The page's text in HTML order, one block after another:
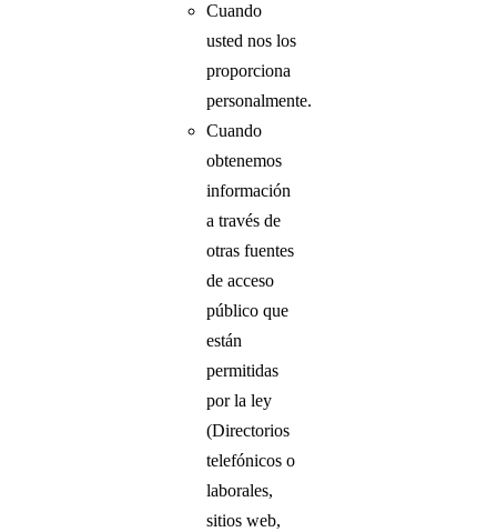
Cuando
usted nos los
proporciona
personalmente.
Cuando
obtenemos
información
a través de
otras fuentes
de acceso
público que
están
permitidas
por la ley
(Directorios
telefónicos o
laborales,
sitios web,